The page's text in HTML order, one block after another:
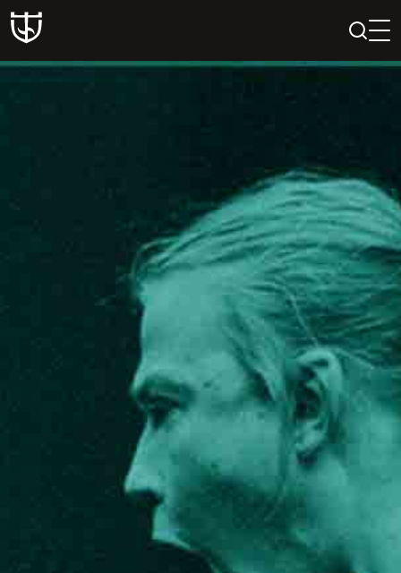
KREPŠELIS
REPERTUARAS
FESTIVALIS „THEATRIUM”
EDUKACIJA IR PARODOS
KULTŪROS PASAS
VIRTUALUS TURAS